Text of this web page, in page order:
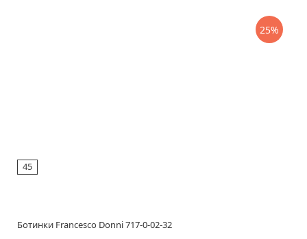
45
Ботинки Francesco Donni 717-0-02-32
25%